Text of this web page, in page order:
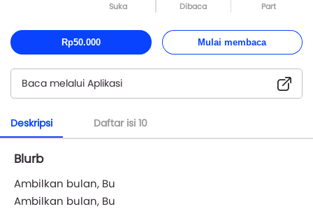
Suka
Dibaca
Part
Rp50.000 Mulai membaca
Baca melalui Aplikasi
Deskripsi Daftar isi 10
Blurb
Ambilkan bulan, Bu
Ambilkan bulan, Bu